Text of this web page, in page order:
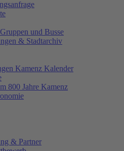
und Busse
& Stadtarchiv
Kamenz Kalender
800 Jahre Kamenz
& Partner